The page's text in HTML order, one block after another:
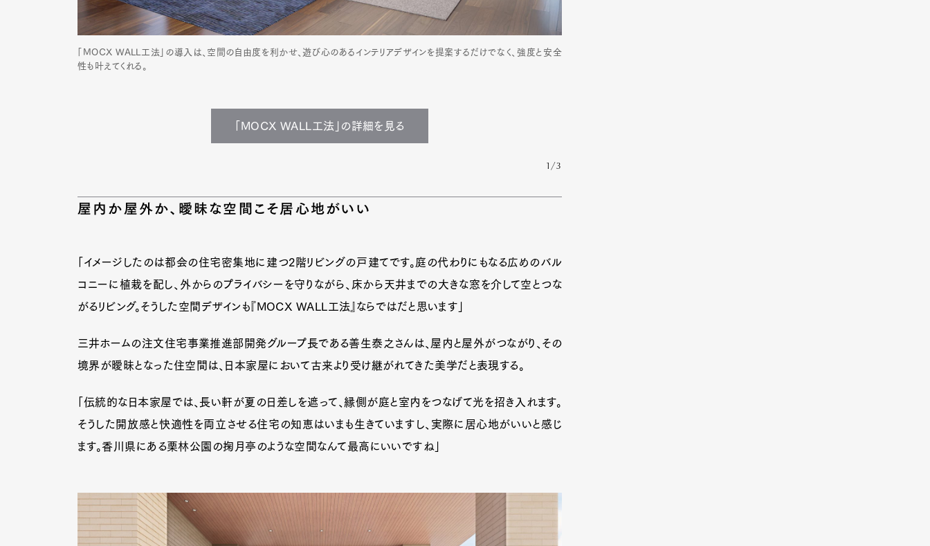
Gourmet
Cars Product
Culture
Lifestyle
Pen Membership Magazine Official Columnist
Pen Meet Pen international
「MOCX WALL工法」の導入は、空間の自由度を利かせ、遊び心のあるインテリアデザインを提案するだけでなく、強度と安全
性も叶えてくれる。
「MOCX WALL工法」の詳細を見る
1/3
屋内か屋外か、曖昧な空間こそ居心地がいい
「イメージしたのは都会の住宅密集地に建つ2階リビングの戸建てです。庭の代わりにもなる広めのバル
コニーに植栽を配し、外からのプライバシーを守りながら、床から天井までの大きな窓を介して空とつな
がるリビング。そうした空間デザインも『MOCX WALL工法』ならではだと思います」
三井ホームの注文住宅事業推進部開発グループ長である善生泰之さんは、屋内と屋外がつながり、その
境界が曖昧となった住空間は、日本家屋において古来より受け継がれてきた美学だと表現する。
「伝統的な日本家屋では、長い軒が夏の日差しを遮って、縁側が庭と室内をつなげて光を招き入れます。
そうした開放感と快適性を両立させる住宅の知恵はいまも生きていますし、実際に居心地がいいと感じ
ます。香川県にある栗林公園の掬月亭のような空間なんて最高にいいですね」